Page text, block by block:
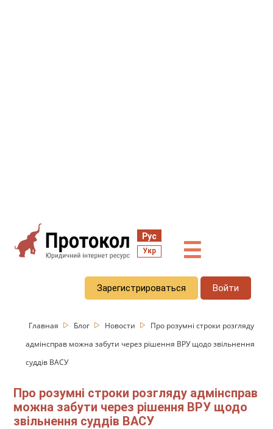
Рус
Укр ☰
Зарегистрироваться Войти
Главная Блог Новости
Про розумні строки розгляду
адмінсправ можна забути через рішення ВРУ щодо звільнення
суддів ВАСУ
Про розумні строки розгляду адмінсправ
можна забути через рішення ВРУ щодо
звільнення суддів ВАСУ